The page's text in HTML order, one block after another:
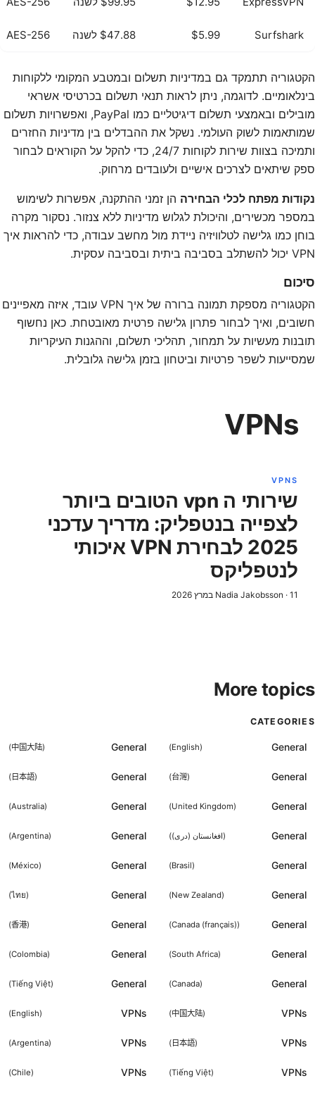
Surfshark
$5.99 $47.88 לשנה AES-256
הקטגוריה תתמקד גם במדיניות תשלום ובמטבע המקומי ללקוחות
בינלאומיים. לדוגמה, ניתן לראות תנאי תשלום בכרטיסי אשראי
מובילים ובאמצעי תשלום דיגיטליים כמו PayPal, ואפשרויות תשלום
שמותאמות לשוק העולמי. נשקל את ההבדלים בין מדיניות החזרים
ותמיכה בצוות שירות לקוחות 24/7, כדי להקל על הקוראים לבחור
ספק שיתאים לצרכים אישיים ולעובדים מרחוק.
נקודות מפתח לכלי הבחירה הן זמני ההתקנה, אפשרות לשימוש
במספר מכשירים, והיכולת לגלוש מדיניות ללא צנזור. נסקור מקרה
בוחן כמו גלישה לטלוויזיה ניידת מול מחשב עבודה, כדי להראות איך
VPN יכול להשתלב בסביבה ביתית ובסביבה עסקית.
סיכום
הקטגוריה מספקת תמונה ברורה של איך VPN עובד, איזה מאפיינים
חשובים, ואיך לבחור פתרון גלישה פרטית מאובטחת. כאן נחשוף
תובנות מעשיות על תמחור, תהליכי תשלום, וההגנות העיקריות
שמסייעות לשפר פרטיות וביטחון בזמן גלישה גלובלית.
VPNs
VPNS
שירותי ה vpn הטובים ביותר
לצפייה בנטפליק: מדריך עדכני
2025 לבחירת VPN איכותי
לנטפליקס
Nadia Jakobsson · 11 במרץ 2026
More topics
CATEGORIES
General
(
English
)
General
(
中国大陆
)
General
(
台灣
)
General
(
日本語
)
General
(
United Kingdom
)
General
(
Australia
)
General
(افغانستان (دری))
General
(
Argentina
)
General
(
Brasil
)
General
(
México
)
General
(
New Zealand
)
General
(
ไทย
)
General
(
Canada (français)
)
General
(
香港
)
General
(
South Africa
)
General
(
Colombia
)
General
(
Canada
)
General
(
Tiếng Việt
)
VPNs
(
中国大陆
)
VPNs
(
English
)
VPNs
(
日本語
)
VPNs
(
Argentina
)
VPNs
(
Tiếng Việt
)
VPNs
(
Chile
)